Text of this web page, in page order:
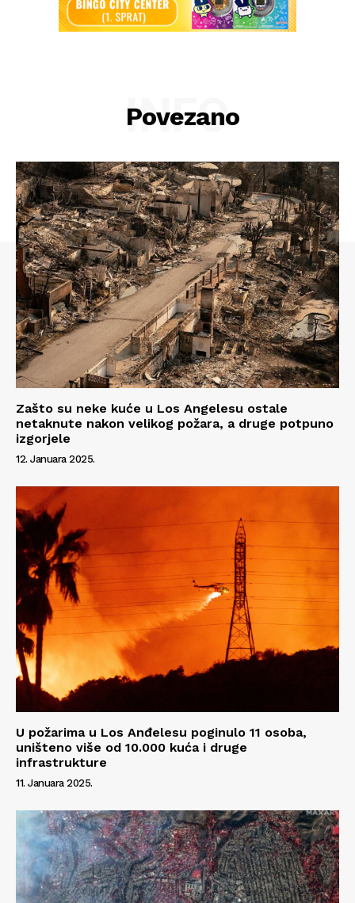
Info
Kontakt
Impressum
Povezano
INFO
Zašto su neke kuće u Los Angelesu ostale
netaknute nakon velikog požara, a druge potpuno
izgorjele
12. Januara 2025.
U požarima u Los Anđelesu poginulo 11 osoba,
uništeno više od 10.000 kuća i druge
infrastrukture
11. Januara 2025.